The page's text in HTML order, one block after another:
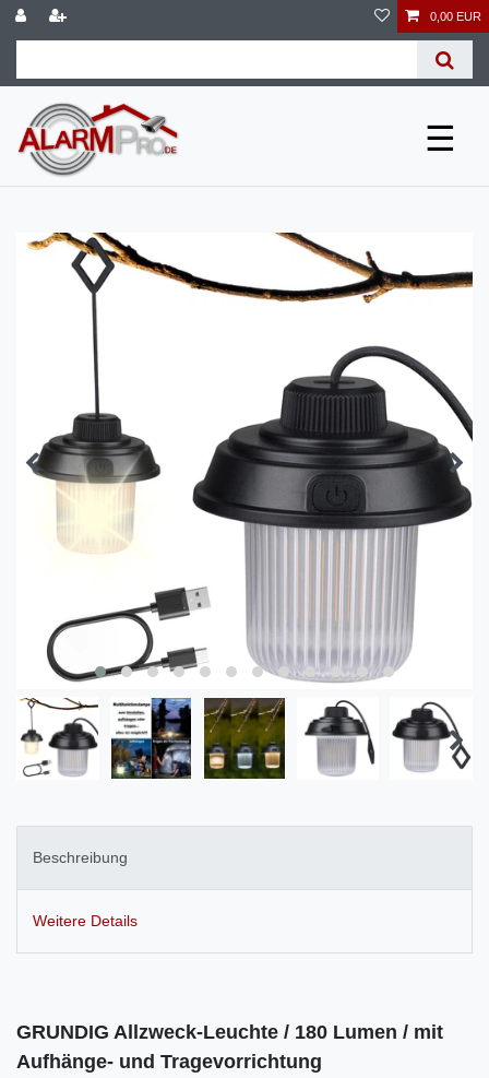
0,00 EUR
☰
Beschreibung
Weitere Details
GRUNDIG Allzweck-Leuchte / 180 Lumen / mit
Aufhänge- und Tragevorrichtung